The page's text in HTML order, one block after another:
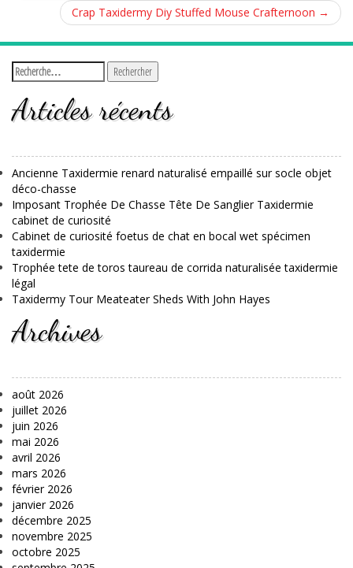
Crap Taxidermy Diy Stuffed Mouse Crafternoon →
Articles récents
Ancienne Taxidermie renard naturalisé empaillé sur socle objet
déco-chasse
Imposant Trophée De Chasse Tête De Sanglier Taxidermie
cabinet de curiosité
Cabinet de curiosité foetus de chat en bocal wet spécimen
taxidermie
Trophée tete de toros taureau de corrida naturalisée taxidermie
légal
Taxidermy Tour Meateater Sheds With John Hayes
Archives
août 2026
juillet 2026
juin 2026
mai 2026
avril 2026
mars 2026
février 2026
janvier 2026
décembre 2025
novembre 2025
octobre 2025